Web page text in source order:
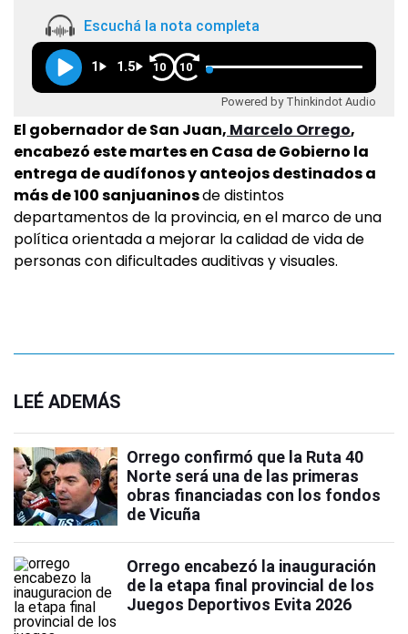
Escuchá la nota completa
1 1.5 10 10
Powered by Thinkindot Audio
El gobernador de San Juan, Marcelo Orrego,
encabezó este martes en Casa de Gobierno la
entrega de audífonos y anteojos destinados a
más de 100 sanjuaninosde distintos
departamentos de la provincia, en el marco de una
política orientada a mejorar la calidad de vida de
personas con dificultades auditivas y visuales.
LEÉ ADEMÁS
Orrego confirmó que la Ruta 40
Norte será una de las primeras
obras financiadas con los fondos
de Vicuña
Orrego encabezó la inauguración
de la etapa final provincial de los
Juegos Deportivos Evita 2026